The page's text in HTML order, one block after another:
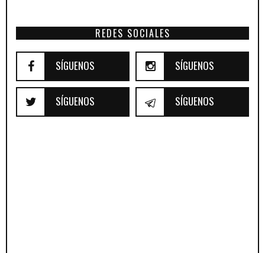
REDES SOCIALES
SÍGUENOS SÍGUENOS
SÍGUENOS SÍGUENOS